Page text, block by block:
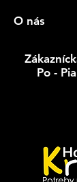
O nás
Po -